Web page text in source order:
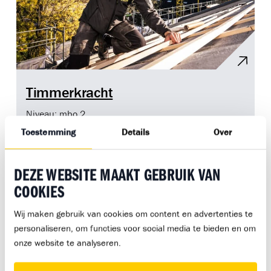
Toestemming Details Over
DEZE WEBSITE MAAKT GEBRUIK VAN
COOKIES
Wij maken gebruik van cookies om content en advertenties te
personaliseren, om functies voor social media te bieden en om
onze website te analyseren.
Timmerkracht
Niveau: mbo 2
3-jarige opleiding Timmeren